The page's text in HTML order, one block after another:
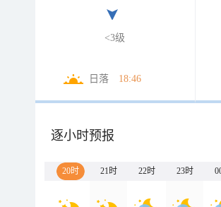
<3级
日落 18:46
逐小时预报
20时 21时 22时 23时